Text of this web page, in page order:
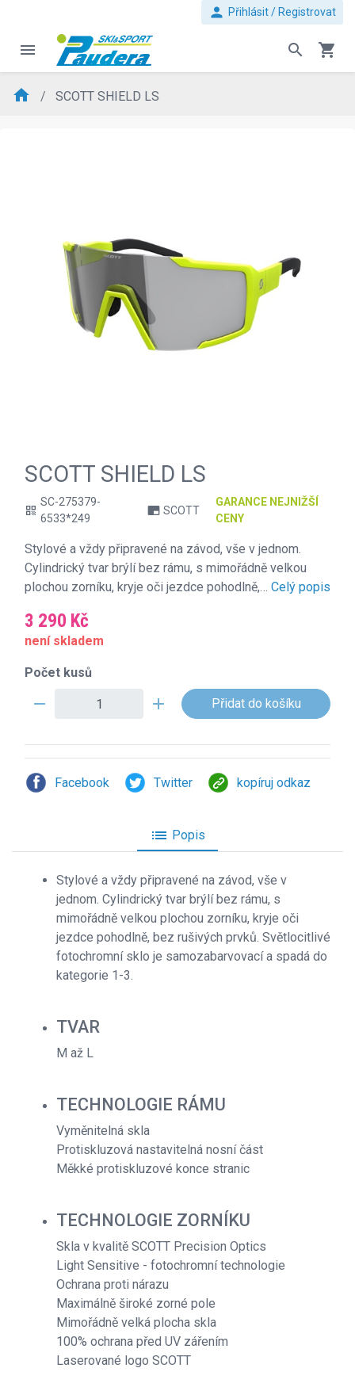
person Přihlásit / Registrovat
menu search shopping_cart
home SCOTT SHIELD LS
SCOTT SHIELD LS
qr_code
SC-275379-
6533*249
branding_watermark SCOTT
GARANCE NEJNIŽŠÍ
CENY
Stylové a vždy připravené na závod, vše v jednom.
Cylindrický tvar brýlí bez rámu, s mimořádně velkou
plochou zorníku, kryje oči jezdce pohodlně,… Celý popis
3 290 Kč
není skladem
Počet kusů
remove add
Facebook Twitter kopíruj odkaz
list Popis
Stylové a vždy připravené na závod, vše v
jednom. Cylindrický tvar brýlí bez rámu, s
mimořádně velkou plochou zorníku, kryje oči
jezdce pohodlně, bez rušivých prvků. Světlocitlivé
fotochromní sklo je samozabarvovací a spadá do
kategorie 1-3.
TVAR
M až L
TECHNOLOGIE RÁMU
Vyměnitelná skla
Protiskluzová nastavitelná nosní část
Měkké protiskluzové konce stranic
TECHNOLOGIE ZORNÍKU
Skla v kvalitě SCOTT Precision Optics
Light Sensitive - fotochromní technologie
Ochrana proti nárazu
Maximálně široké zorné pole
Mimořádně velká plocha skla
100% ochrana před UV zářením
Laserované logo SCOTT